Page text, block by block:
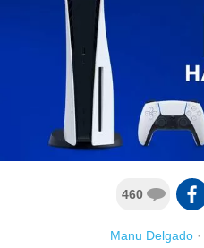
460
Manu Delgado ·